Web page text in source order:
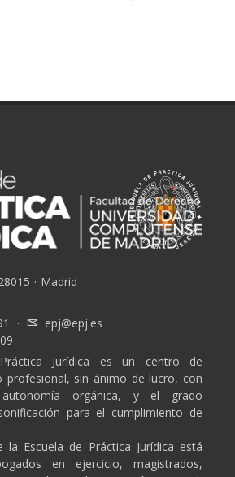
· Madrid
·
epj@epj.es
Jurídica es un centro de
profesional, sin ánimo de lucro, con
orgánica, y el grado
para el cumplimiento de
la Escuela de Práctica Jurídica está
en ejercicio, magistrados,